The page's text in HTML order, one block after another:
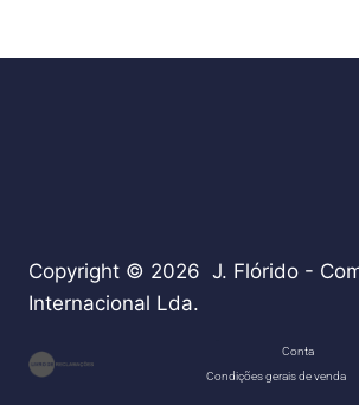
Copyright © 2026 J. Flórido -
Internacional Lda.
Conta
Condições gerais de venda